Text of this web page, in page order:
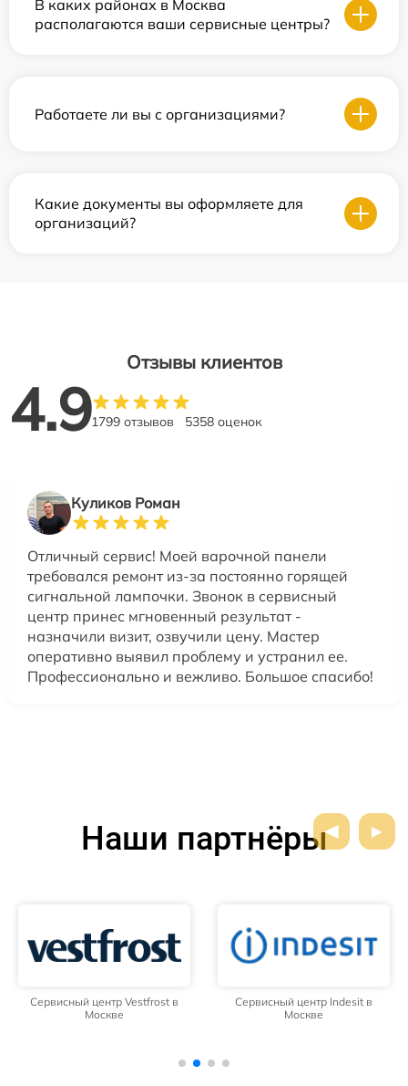
В каких районах в Москва
располагаются ваши сервисные центры?
Работаете ли вы с организациями?
Какие документы вы оформляете для
организаций?
Отзывы клиентов
4.91799 отзывов 5358 оценок
Куликов Роман
Отличный сервис! Моей варочной панели
требовался ремонт из-за постоянно горящей
сигнальной лампочки. Звонок в сервисный
центр принес мгновенный результат -
назначили визит, озвучили цену. Мастер
оперативно выявил проблему и устранил ее.
Профессионально и вежливо. Большое спасибо!
Наши партнёры
Сервисный центр Vestfrost в
Москве
Сервисный центр Indesit в
Москве